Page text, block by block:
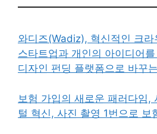
와디즈(Wadiz), 혁신적인 크
스타트업과 개인의 아이디어
디자인 펀딩 플랫폼으로 바꾸
보험 가입의 새로운 패러다임,
털 혁신, 사진 촬영 1번으로 보